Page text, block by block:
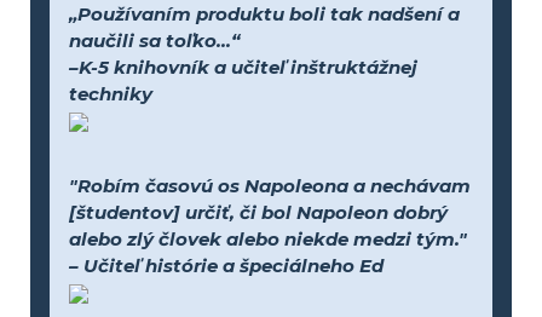
„Používaním produktu boli tak nadšení a
naučili sa toľko...“
–K-5 knihovník a učiteľ inštruktážnej
techniky
"Robím časovú os Napoleona a nechávam
[študentov] určiť, či bol Napoleon dobrý
alebo zlý človek alebo niekde medzi tým."
– Učiteľ histórie a špeciálneho Ed